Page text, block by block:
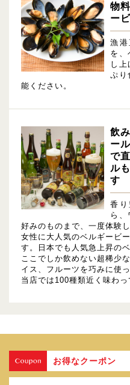
物
ー
漁
を、
し上
ぷり
能ください。
飲
ー
で
ル
す
香
ら、
好みのものまで、一度体験
女性に大人気のベルギービ
す。日本でも人気急上昇の
ここでしか飲めない超稀少
イス、フルーツを巧みに使
当店では100種類近く味わっ
お得なクーポン